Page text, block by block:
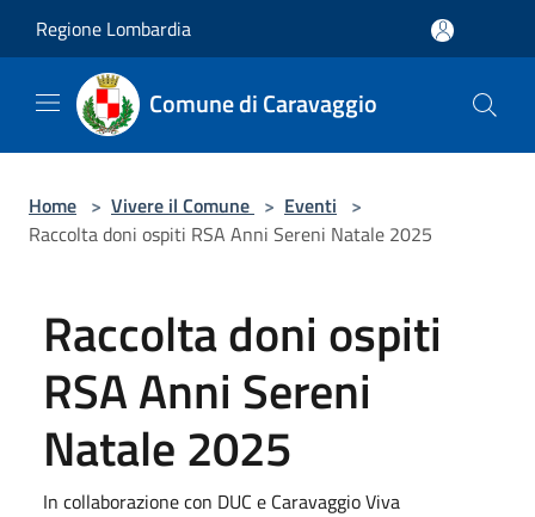
Regione Lombardia
Comune di Caravaggio
Home > Vivere il Comune > Eventi >
Raccolta doni ospiti RSA Anni Sereni Natale 2025
Raccolta doni ospiti
RSA Anni Sereni
Natale 2025
In collaborazione con DUC e Caravaggio Viva